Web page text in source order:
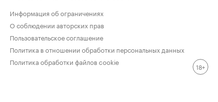
Информация об ограничениях
О соблюдении авторских прав
Пользовательское соглашение
Политика в отношении обработки персональных данных
Политика обработки файлов cookie
18+